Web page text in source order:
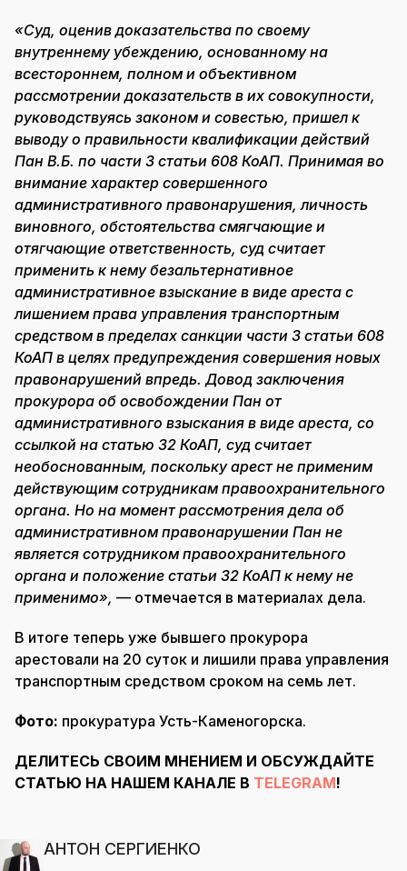
«Суд, оценив доказательства по своему
внутреннему убеждению, основанному на
всестороннем, полном и объективном
рассмотрении доказательств в их совокупности,
руководствуясь законом и совестью, пришел к
выводу о правильности квалификации действий
Пан В.Б. по части 3 статьи 608 КоАП. Принимая во
внимание характер совершенного
административного правонарушения, личность
виновного, обстоятельства смягчающие и
отягчающие ответственность, суд считает
применить к нему безальтернативное
административное взыскание в виде ареста с
лишением права управления транспортным
средством в пределах санкции части 3 статьи 608
КоАП в целях предупреждения совершения новых
правонарушений впредь. Довод заключения
прокурора об освобождении Пан от
административного взыскания в виде ареста, со
ссылкой на статью 32 КоАП, суд считает
необоснованным, поскольку арест не применим
действующим сотрудникам правоохранительного
органа. Но на момент рассмотрения дела об
административном правонарушении Пан не
является сотрудником правоохранительного
органа и положение статьи 32 КоАП к нему не
применимо», — отмечается в материалах дела.
В итоге теперь уже бывшего прокурора
арестовали на 20 суток и лишили права управления
транспортным средством сроком на семь лет.
Фото: прокуратура Усть-Каменогорска.
ДЕЛИТЕСЬ СВОИМ МНЕНИЕМ И ОБСУЖДАЙТЕ
СТАТЬЮ НА НАШЕМ КАНАЛЕ В TELEGRAM!
АНТОН СЕРГИЕНКО